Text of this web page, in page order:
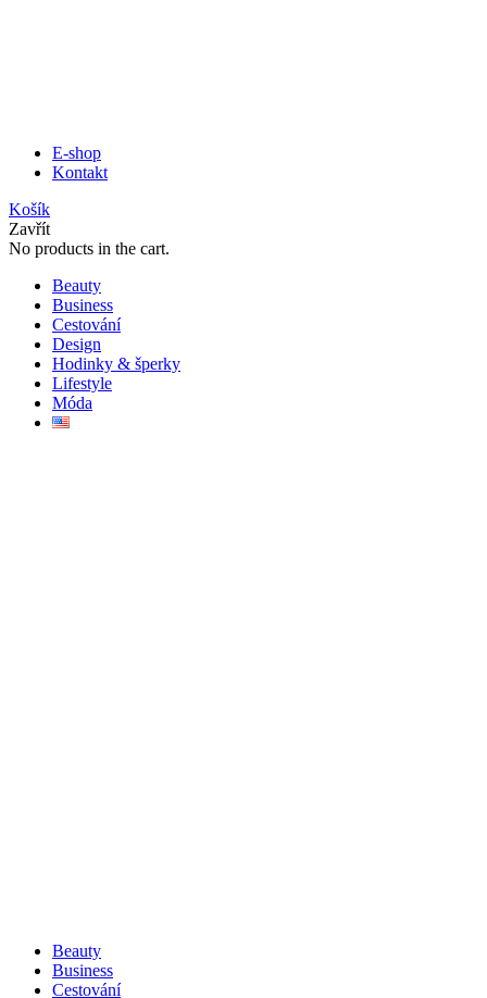
E-shop
Kontakt
Košík
Zavřít
No products in the cart.
Beauty
Business
Cestování
Design
Hodinky & šperky
Lifestyle
Móda
Beauty
Business
Cestování